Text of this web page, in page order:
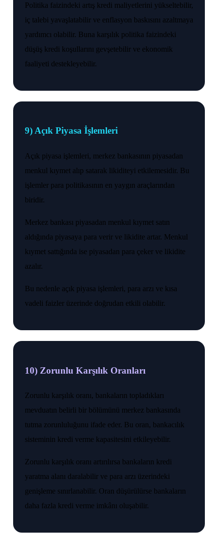
Politika faizindeki artış kredi maliyetlerini yükseltebilir,
iç talebi yavaşlatabilir ve enflasyon baskısını azaltmaya
yardımcı olabilir. Buna karşılık politika faizindeki
düşüş kredi koşullarını gevşetebilir ve ekonomik
faaliyeti destekleyebilir.
9) Açık Piyasa İşlemleri
Açık piyasa işlemleri, merkez bankasının piyasadan
menkul kıymet alıp satarak likiditeyi etkilemesidir. Bu
işlemler para politikasının en yaygın araçlarından
biridir.
Merkez bankası piyasadan menkul kıymet satın
aldığında piyasaya para verir ve likidite artar. Menkul
kıymet sattığında ise piyasadan para çeker ve likidite
azalır.
Bu nedenle açık piyasa işlemleri, para arzı ve kısa
vadeli faizler üzerinde doğrudan etkili olabilir.
10) Zorunlu Karşılık Oranları
Zorunlu karşılık oranı, bankaların topladıkları
mevduatın belirli bir bölümünü merkez bankasında
tutma zorunluluğunu ifade eder. Bu oran, bankacılık
sisteminin kredi verme kapasitesini etkileyebilir.
Zorunlu karşılık oranı artırılırsa bankaların kredi
yaratma alanı daralabilir ve para arzı üzerindeki
genişleme sınırlanabilir. Oran düşürülürse bankaların
daha fazla kredi verme imkânı oluşabilir.